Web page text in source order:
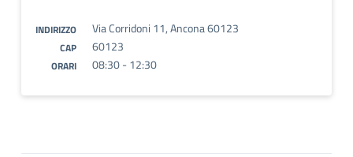
INDIRIZZO Via Corridoni 11, Ancona 60123
CAP 60123
ORARI 08:30 - 12:30